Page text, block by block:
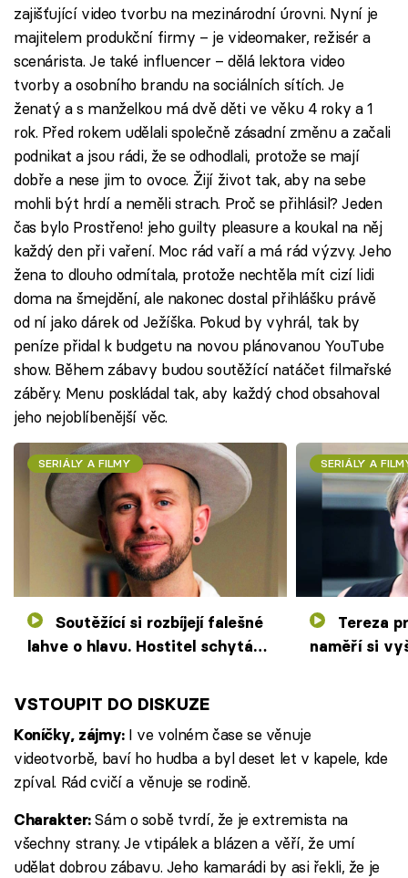
zajišťující video tvorbu na mezinárodní úrovni. Nyní je
majitelem produkční firmy – je videomaker, režisér a
scenárista. Je také influencer – dělá lektora video
tvorby a osobního brandu na sociálních sítích. Je
ženatý a s manželkou má dvě děti ve věku 4 roky a 1
rok. Před rokem udělali společně zásadní změnu a začali
podnikat a jsou rádi, že se odhodlali, protože se mají
dobře a nese jim to ovoce. Žijí život tak, aby na sebe
mohli být hrdí a neměli strach. Proč se přihlásil? Jeden
čas bylo Prostřeno! jeho guilty pleasure a koukal na něj
každý den při vaření. Moc rád vaří a má rád výzvy. Jeho
žena to dlouho odmítala, protože nechtěla mít cizí lidi
doma na šmejdění, ale nakonec dostal přihlášku právě
od ní jako dárek od Ježíška. Pokud by vyhrál, tak by
peníze přidal k budgetu na novou plánovanou YouTube
show. Během zábavy budou soutěžící natáčet filmařské
záběry. Menu poskládal tak, aby každý chod obsahoval
jeho nejoblíbenější věc.
SERIÁLY A FILMY
Soutěžící si rozbíjejí falešné
lahve o hlavu. Hostitel schytá
SERIÁLY A
naměří si
VSTOUPIT DO DISKUZE
Koníčky, zájmy: I ve volném čase se věnuje
videotvorbě, baví ho hudba a byl deset let v kapele, kde
zpíval. Rád cvičí a věnuje se rodině.
Charakter:Sám o sobě tvrdí, že je extremista na
všechny strany. Je vtipálek a blázen a věří, že umí
udělat dobrou zábavu. Jeho kamarádi by asi řekli, že je